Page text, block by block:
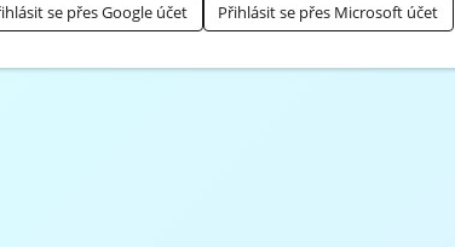
se přes Google účet Přihlásit se přes Microsoft účet